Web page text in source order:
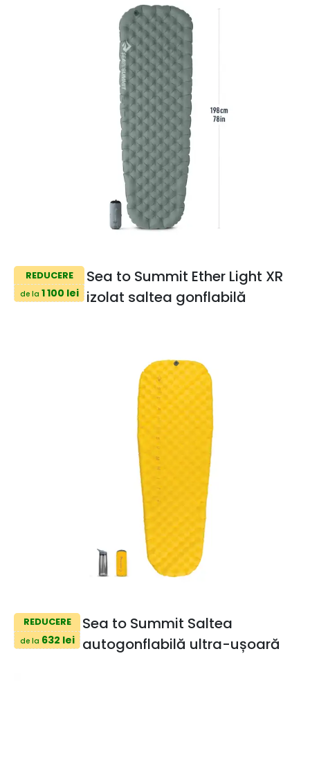
REDUCERE
de la 1 100 lei
Sea to Summit Ether Light XR
izolat saltea gonflabilă
REDUCERE
de la 632 lei
Sea to Summit Saltea
autogonflabilă ultra-ușoară